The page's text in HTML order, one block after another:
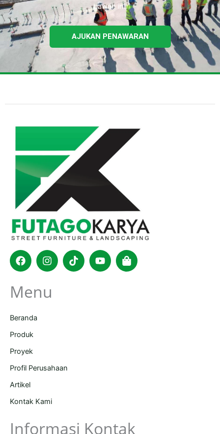
bawah ini.
AJUKAN PENAWARAN
FacebookInstagram
TiktokYoutubeShopping-
bag
Menu
Beranda
Produk
Proyek
Profil Perusahaan
Artikel
Kontak Kami
Informasi Kontak